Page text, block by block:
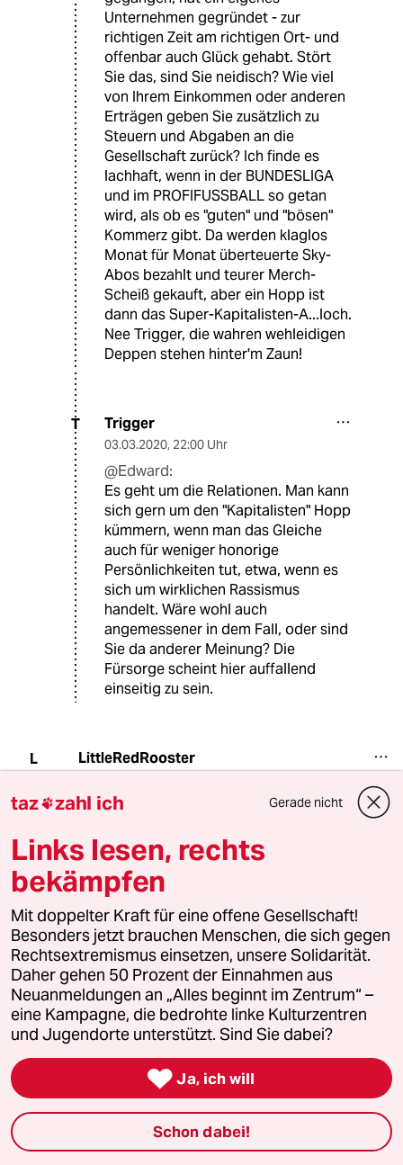
Unternehmen gegründet - zur
richtigen Zeit am richtigen Ort- und
offenbar auch Glück gehabt. Stört
Sie das, sind Sie neidisch? Wie viel
von Ihrem Einkommen oder anderen
Erträgen geben Sie zusätzlich zu
Steuern und Abgaben an die
Gesellschaft zurück? Ich finde es
lachhaft, wenn in der BUNDESLIGA
und im PROFIFUSSBALL so getan
wird, als ob es "guten" und "bösen"
Kommerz gibt. Da werden klaglos
Monat für Monat überteuerte Sky-
Abos bezahlt und teurer Merch-
Scheiß gekauft, aber ein Hopp ist
dann das Super-Kapitalisten-A...loch.
Nee Trigger, die wahren wehleidigen
Deppen stehen hinter'm Zaun!
T Trigger
03.03.2020, 22:00 Uhr
@Edward:
Es geht um die Relationen. Man kann
sich gern um den "Kapitalisten" Hopp
kümmern, wenn man das Gleiche
auch für weniger honorige
Persönlichkeiten tut, etwa, wenn es
sich um wirklichen Rassismus
handelt. Wäre wohl auch
angemessener in dem Fall, oder sind
Sie da anderer Meinung? Die
Fürsorge scheint hier auffallend
einseitig zu sein.
L LittleRedRooster
" „Hurensohn“ ist eine Beleidigung, die
Fankurven, Feldspieler." (A. Schwermer)
Aha! Und das ist also der normale Umgangston
beim Fußball? Also, wenn dem wirklich so ist,
dann begreife ich jetzt nicht so recht wie man
sich freiwillig in ein Fußballstadion setzen kann,
ohne dass man schon in der ersten Halbzeit
anfängt zu kotzen.
Dieser Artikel ist ein Prachtexemplar von
geschmack-und gedankenlosem
Whataboutism.
Ano Nym
taz zahl ich Gerade nicht
Links lesen, rechts
bekämpfen
Mit doppelter Kraft für eine offene Gesellschaft!
Besonders jetzt brauchen Menschen, die sich gegen
Rechtsextremismus einsetzen, unsere Solidarität.
Daher gehen 50 Prozent der Einnahmen aus
Neuanmeldungen an „Alles beginnt im Zentrum“ –
eine Kampagne, die bedrohte linke Kulturzentren
und Jugendorte unterstützt. Sind Sie dabei?
 Ja, ich will
Schon dabei!